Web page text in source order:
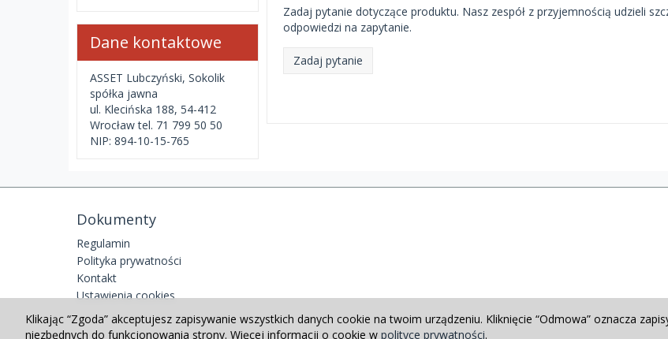
Zadaj pytanie dotyczące produktu. Nasz zespół z przyjemnością udzieli
odpowiedzi na zapytanie.
Zadaj pytanie
Dane kontaktowe
ASSET Lubczyński, Sokolik
spółka jawna
ul. Klecińska 188, 54-412
Wrocław tel. 71 799 50 50
NIP: 894-10-15-765
Dokumenty
Regulamin
Polityka prywatności
Kontakt
Ustawienia cookies
Klikając “Zgoda” akceptujesz zapisywanie wszystkich danych cookie na twoim urządzeniu. Kliknięcie “Odmowa” oznacza
niezbędnych do funkcjonowania strony. Więcej informacji o cookie w polityce prywatności.